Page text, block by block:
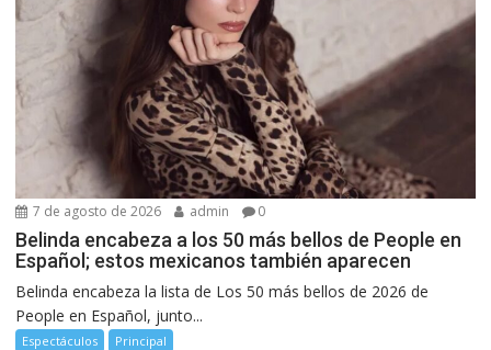
7 de agosto de 2026 admin 0
Belinda encabeza a los 50 más bellos de People en
Español; estos mexicanos también aparecen
Belinda encabeza la lista de Los 50 más bellos de 2026 de
People en Español, junto...
Espectáculos Principal